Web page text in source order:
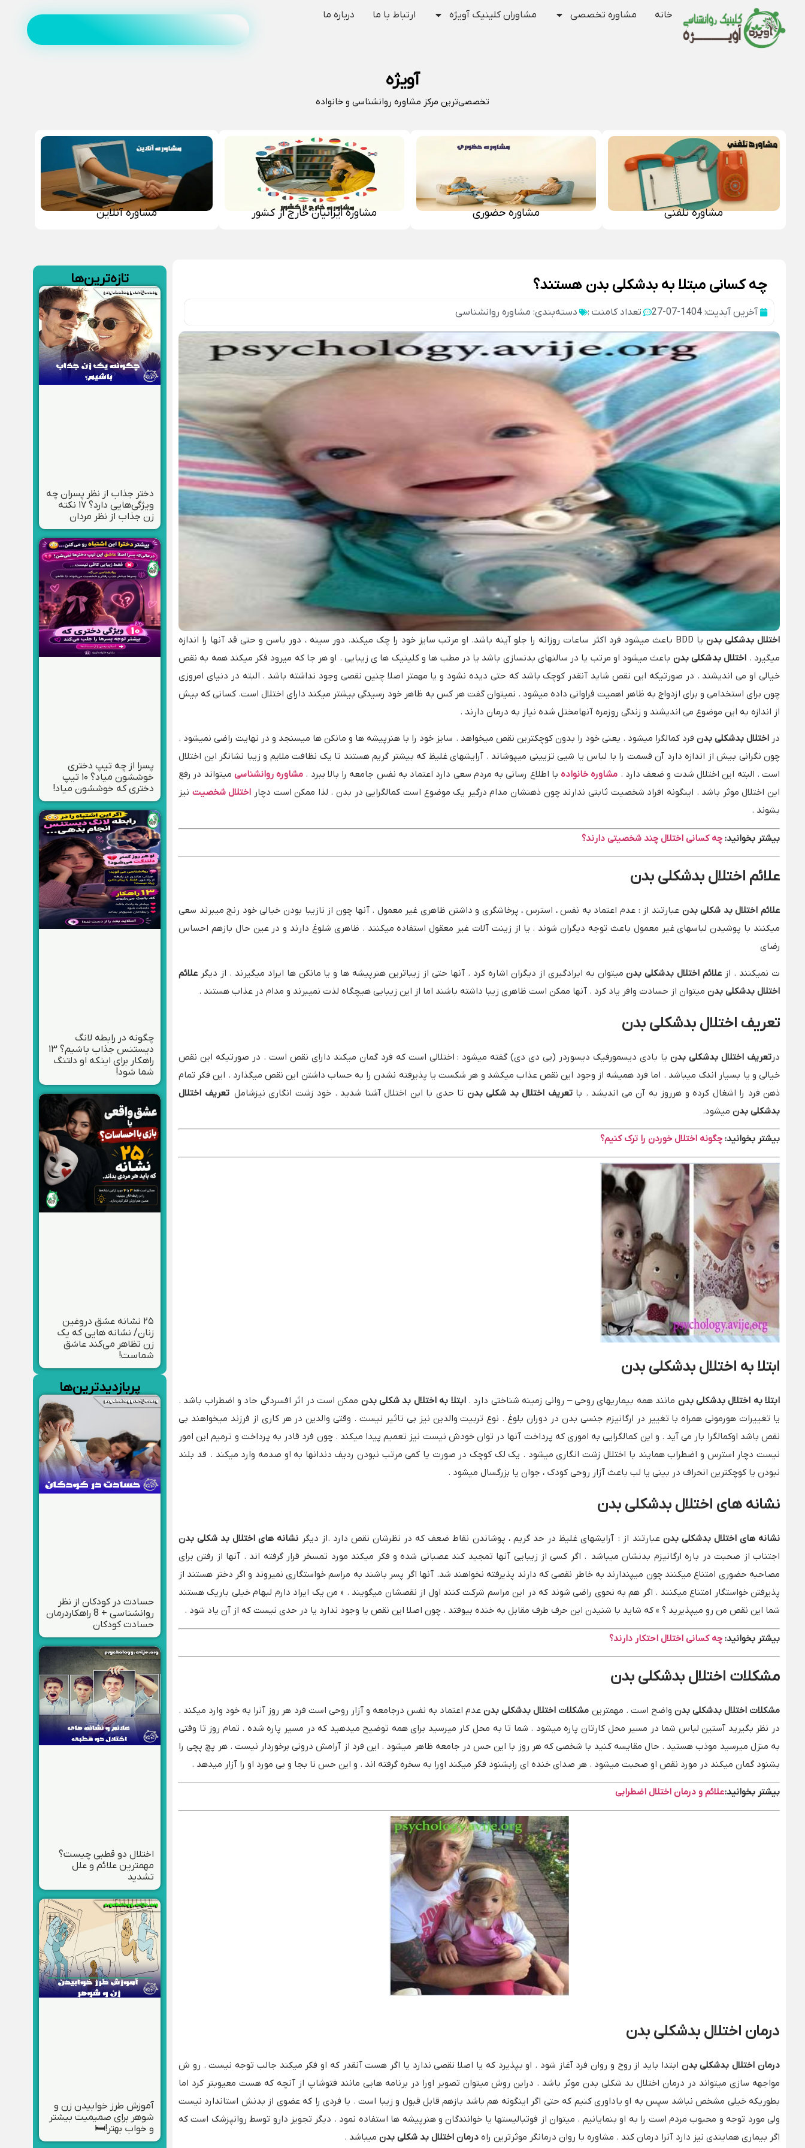
خانه مشاوره تخصصی مشاوران کلینیک آویژه ارتباط با ما درباره ما
آویژه
تخصصی‌ترین مرکز مشاوره روانشناسی و خانواده
مشاوره تلفنی مشاوره حضوری مشاوره ایرانیان خارج از کشور مشاوره آنلاین
چه کسانی مبتلا به بدشکلی بدن هستند؟
آخرین آبدیت: 1404-07-27 تعداد کامنت : دسته‌بندی: مشاوره روانشناسی
اختلال بدشکلی بدن
یا BDD باعث میشود فرد اکثر ساعات روزانه را جلو آینه باشد. او مرتب سایز خود را چک میکند. دور سینه ، دور باسن و حتی قد آنها را اندازه
میگیرد . اختلال بدشکلی بدن باعث میشود او مرتب یا در سالنهای بدنسازی باشد یا در مطب ها و کلینیک ها ی زیبایی . او هر جا که میرود فکر میکند همه به نقص
خیالی او می اندیشند . در صورتیکه این نقص شاید آنقدر کوچک باشد که حتی دیده نشود و یا مهمتر اصلا چنین نقصی وجود نداشته باشد . البته در دنیای امروزی
چون برای استخدامی و برای ازدواج به ظاهر اهمیت فراوانی داده میشود . نمیتوان گفت هر کس به ظاهر خود رسیدگی بیشتر میکند دارای اختلال است. کسانی که بیش
از اندازه به این موضوع می اندیشند و زندگی روزمره آنهامختل شده نیاز به درمان دارند .
در اختلال بدشکلی بدن فرد کمالگرا میشود . یعنی خود را بدون کوچکترین نقص میخواهد . سایز خود را با هنرپیشه ها و مانکن ها میسنجد و در نهایت راضی نمیشود .
چون نگرانی بیش از اندازه دارد آن قسمت را با لباس یا شیی تزیینی میپوشاند . آرایشهای غلیظ که بیشتر گریم هستند تا یک نظافت ملایم و زیبا نشانگر این اختلال
است . البته این اختلال شدت و ضعف دارد . مشاوره خانوادهبا اطلاع رسانی به مردم سعی دارد اعتماد به نفس جامعه را بالا ببرد . مشاوره روانشناسی میتواند در رفع
این اختلال موثر باشد . اینگونه افراد شخصیت ثابتی ندارند چون ذهنشان مدام درگیر یک موضوع است کمالگرایی در بدن . لذا ممکن است دچار اختلال شخصیت نیز
بشوند .
بیشتر بخوانید: چه کسانی اختلال چند شخصیتی دارند؟
علائم اختلال بدشکلی بدن
علائم اختلال بد شکلی بدن عبارتند از : عدم اعتماد به نفس ، استرس ، پرخاشگری و داشتن ظاهری غیر معمول . آنها چون از نازیبا بودن خیالی خود رنج میبرند سعی
میکنند با پوشیدن لباسهای غیر معمول باعث توجه دیگران شوند . یا از زینت آلات غیر معقول استفاده میکنند . ظاهری شلوغ دارند و در عین حال بازهم احساس
رضای
ت نمیکنند . از علائم اختلال بدشکلی بدن میتوان به ایرادگیری از دیگران اشاره کرد . آنها حتی از زیباترین هنرپیشه ها و یا مانکن ها ایراد میگیرند . از دیگر علائم
اختلال بدشکلی بدن میتوان از حسادت وافر یاد کرد . آنها ممکن است ظاهری زیبا داشته باشند اما از این زیبایی هیچگاه لذت نمیبرند و مدام در عذاب هستند .
تعریف اختلال بدشکلی بدن
درتعریف اختلال بدشکلی بدن یا بادی دیسمورفیک دیسوردر (بی دی دی) گفته میشود : اختلالی است که فرد گمان میکند دارای نقص است . در صورتیکه این نقص
خیالی و یا بسیار اندک میباشد . اما فرد همیشه از وجود این نقص عذاب میکشد و هر شکست یا پذیرفته نشدن را به حساب داشتن این نقص میگذارد . این فکر تمام
ذهن فرد را اشغال کرده و هرروز به آن می اندیشد . باتعریف اختلال بد شکلی بدن تا حدی با این اختلال آشنا شدید . خود زشت انگاری نیزشامل تعریف اختلال
بدشکلی بدن میشود.
بیشتر بخوانید: چگونه اختلال خوردن را ترک کنیم؟
ابتلا به اختلال بدشکلی بدن
ابتلا به اختلال بدشکلی بدن مانند همه بیماریهای روحی – روانی زمینه شناختی دارد . ابتلا به اختلال بد شکلی بدن ممکن است در اثر افسردگی حاد و اضطراب باشد .
یا تغییرات هورمونی همراه با تغییر در ارگانیزم جنسی بدن در دوران بلوغ . نوع تربیت والدین نیز بی تاثیر نیست . وقتی والدین در هر کاری از فرزند میخواهند بی
نقص باشد اوکمالگرا بار می آید . و این کمالگرایی به اموری که پرداخت آنها در توان خودش نیست نیز تعمیم پیدا میکند . چون فرد قادر به پرداخت و ترمیم این امور
نیست دچار استرس و اضطراب همایند با اختلال زشت انگاری میشود . یک لک کوچک در صورت یا کمی مرتب نبودن ردیف دندانها به او صدمه وارد میکند . قد بلند
نبودن یا کوچکترین انحراف در بینی یا لب باعث آزار روحی کودک ، جوان یا بزرگسال میشود .
نشانه های اختلال بدشکلی بدن
نشانه های اختلال بدشکلی بدن عبارتند از : آرایشهای غلیظ در حد گریم ، پوشاندن نقاط ضعف که در نظرشان نقص دارد .از دیگر نشانه های اختلال بد شکلی بدن
اجتناب از صحبت در باره ارگانیزم بدنشان میباشد . اگر کسی از زیبایی آنها تمجید کند عصبانی شده و فکر میکند مورد تمسخر قرار گرفته اند . آنها از رفتن برای
مصاحبه حضوری امتناع میکنند چون میپندارند به خاطر نقصی که دارند پذیرفته نخواهند شد. آنها اگر پسر باشند به مراسم خواستگاری نمیروند و اگر دختر هستند از
پذیرفتن خواستگار امتناع میکنند . اگر هم به نحوی راضی شوند که در این مراسم شرکت کنند اول از نقصشان میگویند . « من یک ایراد دارم لبهام خیلی باریک هستند
شما این نقص من رو میپذیرید ؟ » که شاید با شنیدن این حرف طرف مقابل به خنده بیوفتد . چون اصلا این نقص یا وجود ندارد یا در حدی نیست که از آن یاد شود .
بیشتر بخوانید: چه کسانی اختلال احتکار دارند؟
مشکلات اختلال بدشکلی بدن
مشکلات اختلال بدشکلی بدن واضح است . مهمترین مشکلات اختلال بدشکلی بدن عدم اعتماد به نفس درجامعه و آزار روحی است فرد هر روز آنرا به خود وارد میکند .
در نظر بگیرید آستین لباس شما در مسیر محل کارتان پاره میشود . شما تا به محل کار میرسید برای همه توضیح میدهید که در مسیر پاره شده . تمام روز تا وقتی
به منزل میرسید موذب هستید . حال مقایسه کنید با شخصی که هر روز با این حس در جامعه ظاهر میشود . این فرد از آرامش درونی برخوردار نیست . هر پچ پچی را
بشنود گمان میکند در مورد نقص او صحبت میشود . هر صدای خنده ای رابشنود فکر میکند اورا به سخره گرفته اند . و این حس نا بجا و بی مورد او را آزار میدهد .
بیشتر بخوانید:علائم و درمان اختلال اضطرابی
درمان اختلال بدشکلی بدن
درمان اختلال بدشکلی بدن ابتدا باید از روح و روان فرد آغاز شود . او بپذیرد که یا اصلا نقصی ندارد یا اگر هست آنقدر که او فکر میکند جالب توجه نیست . رو ش
مواجهه سازی میتواند در درمان اختلال بد شکلی بدن موثر باشد . دراین روش میتوان تصویر اورا در برنامه هایی مانند فتوشاپ از آنچه که هست معیوبتر کرد اما
بطوریکه خیلی مشخص نباشد سپس به او یاداوری کنیم که حتی اگر اینگونه هم باشد بازهم قابل قبول و زیبا است . یا فردی را که عضوی از بدنش استاندارد نیست
ولی مورد توجه و محبوب مردم است را به او بنمایانیم . میتوان از فوتبالیستها یا خوانندگان و هنرپیشه ها استفاده نمود . دیگر تجویز دارو توسط روانپزشک است که
اگر بیماری همایندی نیز دارد آنرا درمان کند . مشاوره با روان درمانگر موثرترین راه درمان اختلال بد شکلی بدن میباشد .
تازه‌ترین‌ها
دختر جذاب از نظر پسران چه
ویژگی‌هایی دارد؟ ۱۷ نکته
زن جذاب از نظر مردان
پسرا از چه تیپ دختری
خوششون میاد؟ ۱۰ تیپ
دختری که خوششون میاد!
چگونه در رابطه لانگ
دیستنس جذاب باشیم؟ ۱۳
راهکار برای اینکه او دلتنگ
شما شود!
۲۵ نشانه عشق دروغین
زنان/ نشانه هایی که یک
زن تظاهر می‌کند عاشق
شماست!
پربازدیدترین‌ها
حسادت در کودکان از نظر
روانشناسی + 8 راهکاردرمان
حسادت کودکان
اختلال دو قطبی چیست؟
مهمترین علائم و علل
تشدید
آموزش طرز خوابیدن زن و
شوهر برای صمیمیت بیشتر
و خواب بهتر!🛏️